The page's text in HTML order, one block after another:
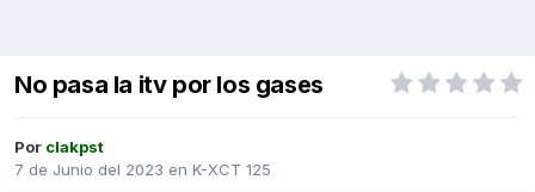
No pasa la itv por los gases
Por clakpst
7 de Junio del 2023 en K-XCT 125